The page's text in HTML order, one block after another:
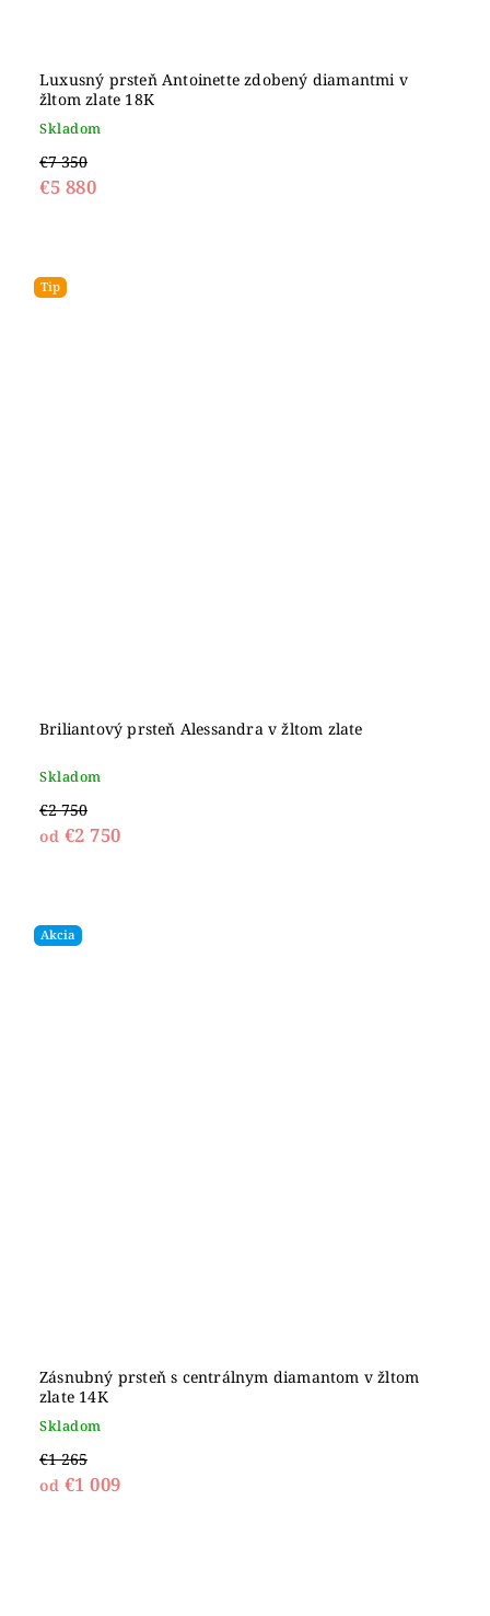
Luxusný prsteň Antoinette zdobený diamantmi v
žltom zlate 18K
Skladom
€7 350
€5 880
Tip
Briliantový prsteň Alessandra v žltom zlate
Skladom
€2 750
od €2 750
Akcia
Zásnubný prsteň s centrálnym diamantom v žltom
zlate 14K
Skladom
€1 265
od €1 009